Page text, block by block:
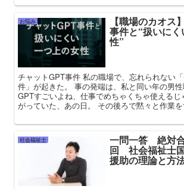
お悩み 【職場のカオス
事件と“扱いに
性”
チャットGPT事件 私の職場で、忘れられない
件」が起きた。 事の発端は、私と同い年の男
GPTすごいよね、仕事でめちゃくちゃ使える
がっていた、あの日。 その後ろで黙々と作業
社会福祉士 一問一答 絶対
回 社会福祉士
援助の理論と方